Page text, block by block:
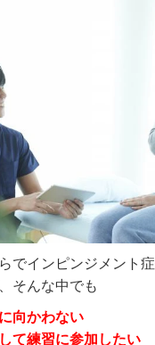
でインピンジメント
そんな中でも
向かわない
て練習に参加したい